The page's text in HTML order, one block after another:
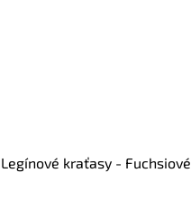
Legínové kraťasy - Fuchsiové